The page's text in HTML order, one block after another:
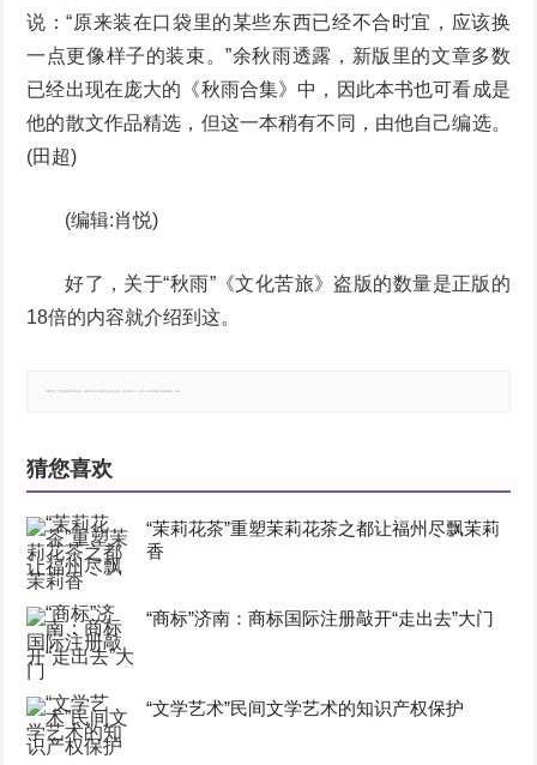
说：“原来装在口袋里的某些东西已经不合时宜，应该换
一点更像样子的装束。”余秋雨透露，新版里的文章多数
已经出现在庞大的《秋雨合集》中，因此本书也可看成是
他的散文作品精选，但这一本稍有不同，由他自己编选。
(田超)
(编辑:肖悦)
好了，关于“秋雨”《文化苦旅》盗版的数量是正版的
18倍的内容就介绍到这。
猜您喜欢
“茉莉花茶”重塑茉莉花茶之都让福州尽飘茉莉
香
“商标”济南：商标国际注册敲开“走出去”大门
“文学艺术”民间文学艺术的知识产权保护